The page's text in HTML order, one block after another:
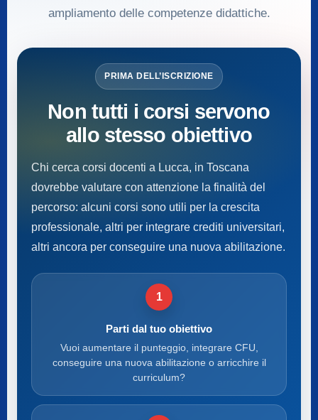
ampliamento delle competenze didattiche.
PRIMA DELL’ISCRIZIONE
Non tutti i corsi servono
allo stesso obiettivo
Chi cerca corsi docenti a Lucca, in Toscana
dovrebbe valutare con attenzione la finalità del
percorso: alcuni corsi sono utili per la crescita
professionale, altri per integrare crediti universitari,
altri ancora per conseguire una nuova abilitazione.
1
Parti dal tuo obiettivo
Vuoi aumentare il punteggio, integrare CFU,
conseguire una nuova abilitazione o arricchire il
curriculum?